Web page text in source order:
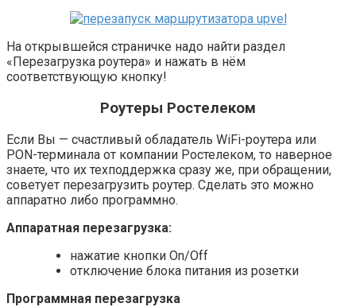
На открывшейся страничке надо найти раздел
«Перезагрузка роутера» и нажать в нём
соответствующую кнопку!
Роутеры Ростелеком
Если Вы — счастливый обладатель WiFi-роутера или
PON-терминала от компании Ростелеком, то наверное
знаете, что их техподдержка сразу же, при обращении,
советует перезагрузить роутер. Сделать это можно
аппаратно либо программно.
Аппаратная перезагрузка:
нажатие кнопки On/Off
отключение блока питания из розетки
Программная перезагрузка